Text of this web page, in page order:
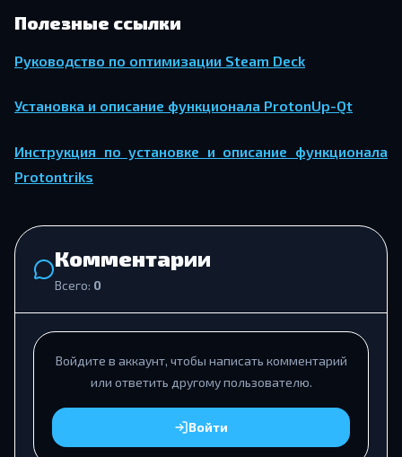
Полезные ссылки
Руководство по оптимизации Steam Deck
Установка и описание функционала ProtonUp-Qt
Инструкция по установке и описание функционала
Protontriks
Комментарии
Всего: 0
Войдите в аккаунт, чтобы написать комментарий
или ответить другому пользователю.
Войти